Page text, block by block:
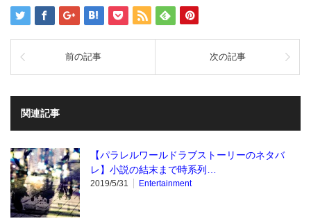
前の記事 次の記事
関連記事
【パラレルワールドラブストーリーのネタバ
レ】小説の結末まで時系列…
2019/5/31 Entertainment